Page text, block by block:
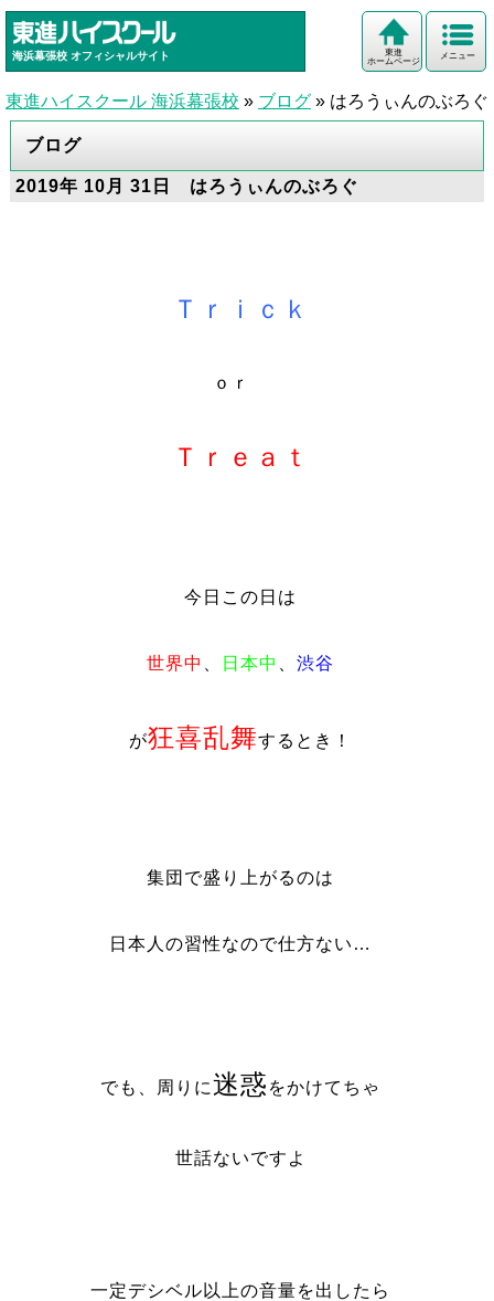
海浜幕張校 オフィシャルサイト メニュー
東進
ホームページ
東進ハイスクール 海浜幕張校 » ブログ » はろうぃんのぶろぐ
ブログ
2019年 10月 31日 はろうぃんのぶろぐ
Ｔｒｉｃｋ
ｏｒ
Ｔｒｅａｔ
今日この日は
世界中 日本中 、渋谷
が狂喜乱舞するとき！
集団で盛り上がるのは
日本人の習性なので仕方ない…
でも、周りに迷惑 をかけてちゃ
世話ないですよ
一定デシベル以上の音量を出したら